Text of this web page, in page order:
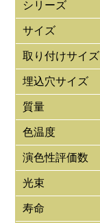
シリーズ
サイズ
取り付けサイズ
埋込穴サイズ
質量
色温度
演色性評価数
光束
寿命